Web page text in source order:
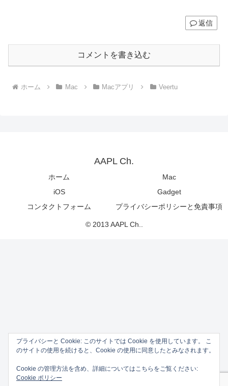
返信
コメントを書き込む
ホーム Mac Macアプリ Veertu
AAPL Ch.
ホーム
Mac
iOS
Gadget
コンタクトフォーム
プライバシーポリシーと免責事項
© 2013 AAPL Ch..
プライバシーと Cookie: このサイトでは Cookie を使用しています。 こ
のサイトの使用を続けると、Cookie の使用に同意したとみなされます。
Cookie の管理方法を含め、詳細についてはこちらをご覧ください:
Cookie ポリシー